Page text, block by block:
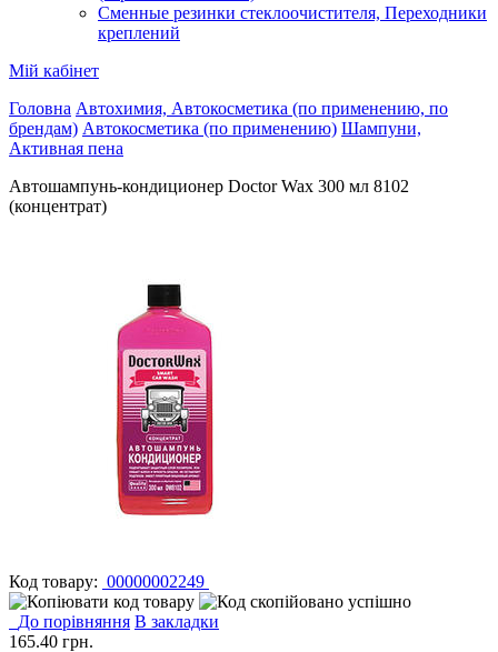
Сменные резинки стеклоочистителя, Переходники
креплений
Мій кабінет
Головна Автохимия, Автокосметика (по применению, по
брендам) Автокосметика (по применению) Шампуни,
Активная пена
Автошампунь-кондиционер Doctor Wax 300 мл 8102
(концентрат)
Код товару: 00000002249
До порівняння В закладки
165.40 грн.